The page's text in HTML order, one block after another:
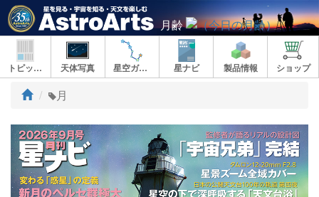
月齢
トピックス 天体写真 星空ガイド 星ナビ 製品情報 ショップ
ト
プ
月